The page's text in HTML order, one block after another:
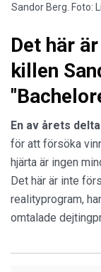
Sandor Berg. Foto:
Det här
killen
En av årets
för att försöka
hjärta är ingen
Det här är inte
realityprogram,
omtalade